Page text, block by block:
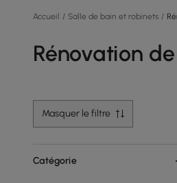
Accueil / Salle de bain et robinets /
Rénovation
Masquer le filtre
Catégorie